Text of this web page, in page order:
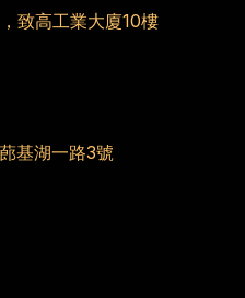
致高工業大廈10樓
基湖一路3號